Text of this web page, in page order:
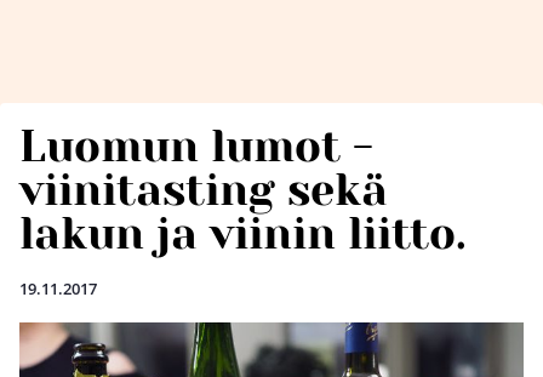
Luomun lumot -
viinitasting sekä
lakun ja viinin liitto.
19.11.2017